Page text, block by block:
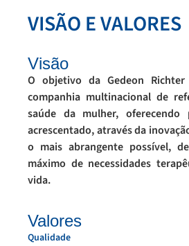
VISÃO E VALORES
Visão
O objetivo da Gedeon
companhia multinacional de
saúde da mulher,
acrescentado, através da
o mais abrangente possível,
máximo de necessidades
vida.
Valores
Qualidade